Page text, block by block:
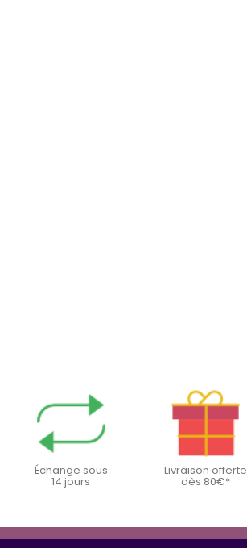
Échange sous
14 jours
Livraison offerte
dès 80€*